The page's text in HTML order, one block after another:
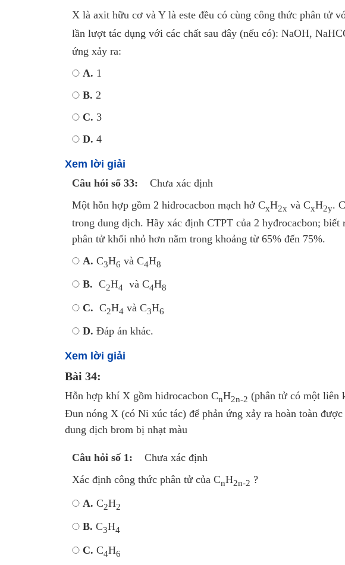
X là axit hữu cơ và Y là este đều có cùng công thức phân tử
lần lượt tác dụng với các chất sau đây (nếu có): NaOH,
ứng xảy ra:
A. 1
B. 2
C. 3
D. 4
Xem lời giải
Câu hỏi số 33:
Chưa xác định
Một hỗn hợp gồm 2 hiđrocacbon mạch hở CxH2x và CxH2y.
trong dung dịch. Hãy xác định CTPT của 2 hyđrocacbon; biết
phân tử khối nhỏ hơn nằm trong khoảng từ 65% đến 75%.
A. C3H6 và C4H8
B. C2H4 và C4H8
C. C2H4 và C3H6
D. Đáp án khác.
Xem lời giải
Bài 34:
Hỗn hợp khí X gồm hidrocacbon CnH2n-2 (phân tử có một liên
Đun nóng X (có Ni xúc tác) để phản ứng xảy ra hoàn toàn
dung dịch brom bị nhạt màu
Câu hỏi số 1:
Chưa xác định
Xác định công thức phân tử của CnH2n-2 ?
A. C2H2
B. C3H4
C. C4H6